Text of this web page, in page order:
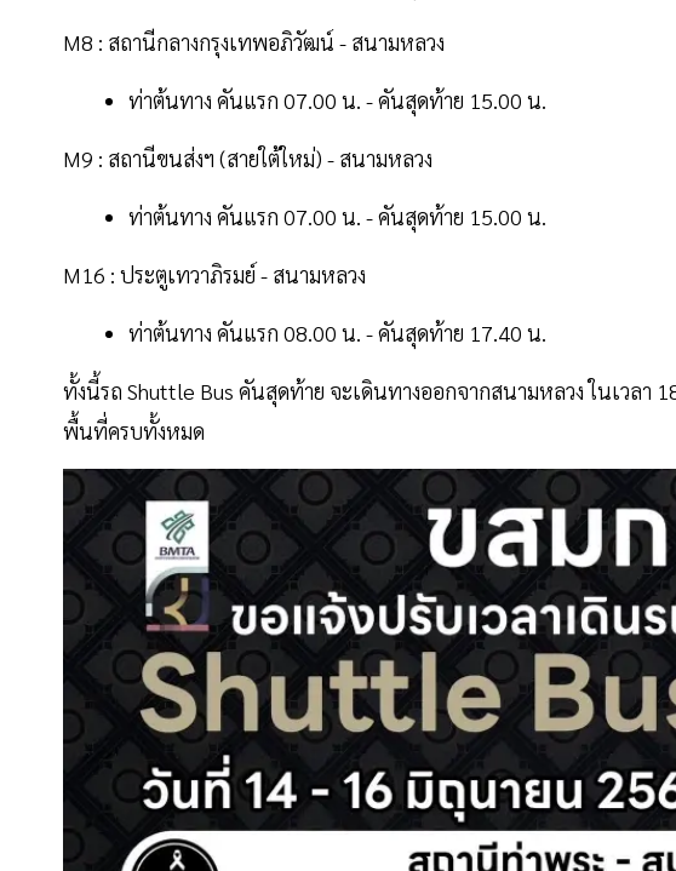
M8 : สถานีกลางกรุงเทพอภิวัฒน์ - สนามหลวง
ท่าต้นทาง คันแรก 07.00 น. - คันสุดท้าย 15.00 น.
M9 : สถานีขนส่งฯ (สายใต้ใหม่) - สนามหลวง
ท่าต้นทาง คันแรก 07.00 น. - คันสุดท้าย 15.00 น.
M16 : ประตูเทวาภิรมย์ - สนามหลวง
ท่าต้นทาง คันแรก 08.00 น. - คันสุดท้าย 17.40 น.
ทั้งนี้รถ Shuttle Bus คันสุดท้าย จะเดินทางออกจากสนามหลวง ในเวลา
พื้นที่ครบทั้งหมด